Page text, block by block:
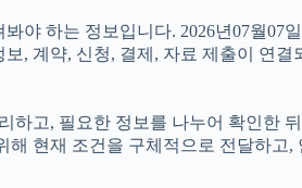
하는 정보입니다. 2026년07월07
, 계약, 신청, 결제, 자료 제출이 연
고, 필요한 정보를 나누어 확인한
현재 조건을 구체적으로 전달하